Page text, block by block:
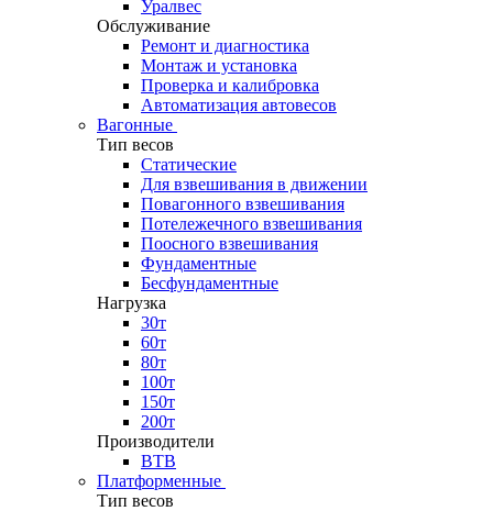
Уралвес
Обслуживание
Ремонт и диагностика
Монтаж и установка
Проверка и калибровка
Автоматизация автовесов
Вагонные
Тип весов
Статические
Для взвешивания в движении
Повагонного взвешивания
Потележечного взвешивания
Поосного взвешивания
Фундаментные
Бесфундаментные
Нагрузка
30т
60т
80т
100т
150т
200т
Производители
ВТВ
Платформенные
Тип весов